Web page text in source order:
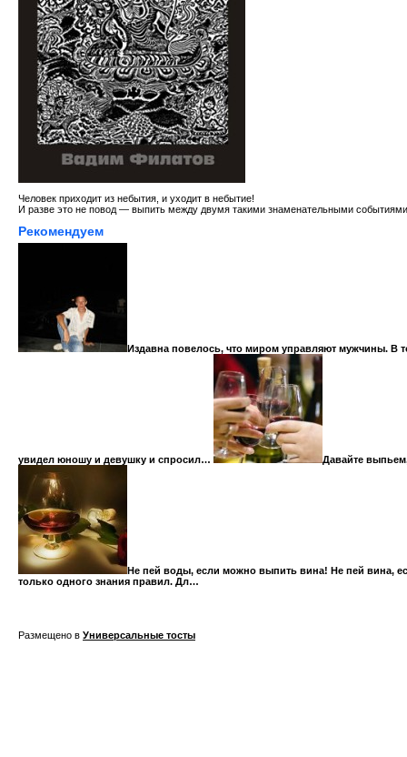
Человек приходит из небытия, и уходит в небытие!
И разве это не повод — выпить между двумя такими знаменательными
Рекомендуем
Издавна повелось, что миром управляют мужчины. В
увидел юношу и девушку и спросил… Давайте
Не пей воды, если можно выпить вина! Не пей вина,
только одного знания правил. Дл…
Размещено в Универсальные тосты